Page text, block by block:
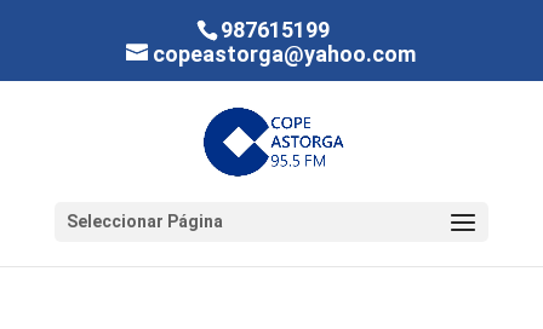
987615199
copeastorga@yahoo.com
Seleccionar Página